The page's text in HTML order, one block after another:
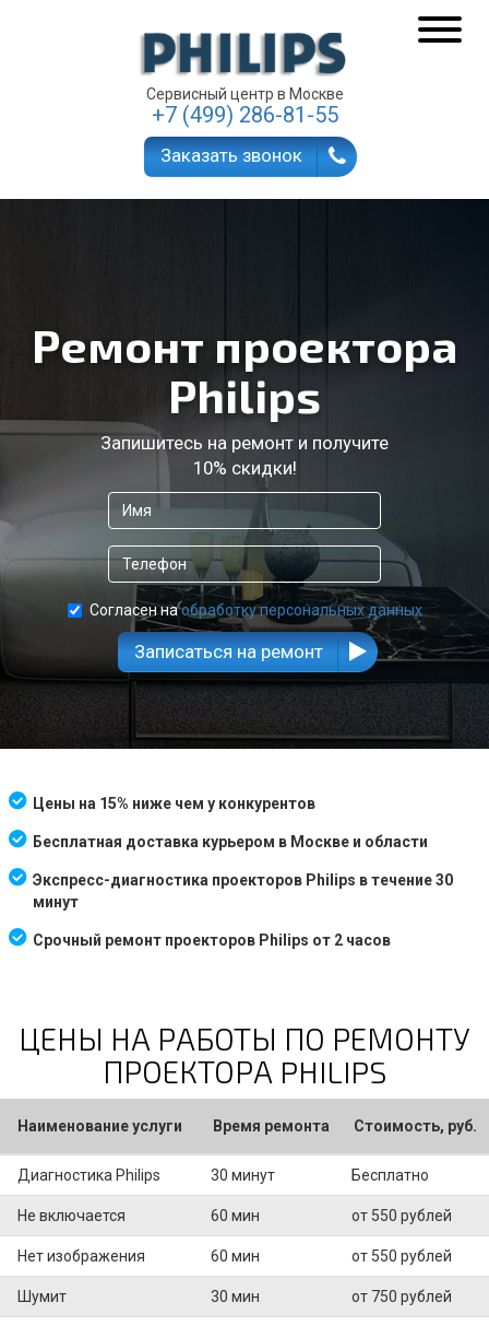
Сервисный центр в Москве
+7 (499) 286-81-55
Заказать звонок
Ремонт проектора
Philips
Запишитесь на ремонт и получите
10% скидки!
Согласен наобработку персональных данных
Записаться на ремонт
Цены на 15% ниже чем у конкурентов
Бесплатная доставка курьером в Москве и области
Экспресс-диагностика проекторов Philips в течение 30
минут
Срочный ремонт проекторов Philips от 2 часов
ЦЕНЫ НА РАБОТЫ ПО РЕМОНТУ
ПРОЕКТОРА PHILIPS
Наименование услуги Время ремонта Стоимость, руб.
Диагностика Philips 30 минут Бесплатно
Не включается 60 мин от 550 рублей
Нет изображения 60 мин от 550 рублей
Шумит 30 мин от 750 рублей